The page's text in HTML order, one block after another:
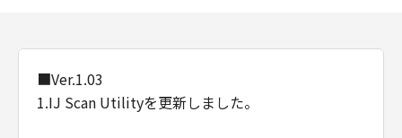
■Ver.1.03
1.IJ Scan Utilityを更新しました。